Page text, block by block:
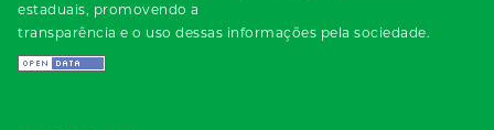
estaduais, promovendo a
transparência e o uso dessas informações pela sociedade.